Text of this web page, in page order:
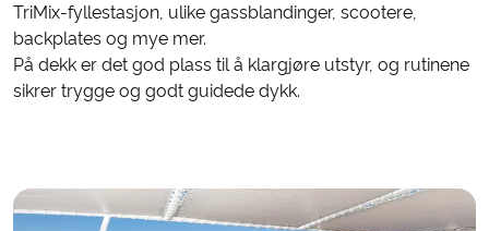
TriMix-fyllestasjon, ulike gassblandinger, scootere,
backplates og mye mer.
På dekk er det god plass til å klargjøre utstyr, og rutinene
sikrer trygge og godt guidede dykk.